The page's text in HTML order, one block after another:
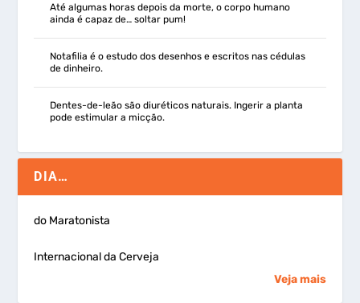
Até algumas horas depois da morte, o corpo humano
ainda é capaz de… soltar pum!
Notafilia é o estudo dos desenhos e escritos nas cédulas
de dinheiro.
Dentes-de-leão são diuréticos naturais. Ingerir a planta
pode estimular a micção.
DIA…
do Maratonista
Internacional da Cerveja
Veja mais